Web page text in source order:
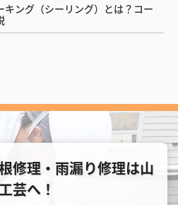
ング（シーリング）とは？コー
修理・雨漏り修理は山
芸へ！